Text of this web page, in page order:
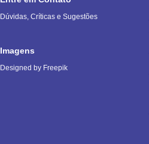
Dúvidas, Críticas e Sugestões
Imagens
Designed by Freepik